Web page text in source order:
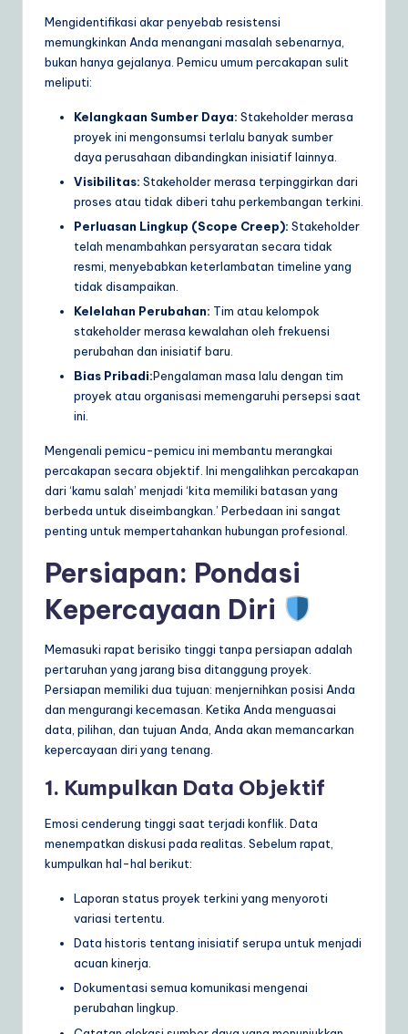
ti
o
Mengidentifikasi akar penyebab resistensi
memungkinkan Anda menangani masalah sebenarnya,
bukan hanya gejalanya. Pemicu umum percakapan sulit
meliputi:
Kelangkaan Sumber Daya: Stakeholder merasa
proyek ini mengonsumsi terlalu banyak sumber
daya perusahaan dibandingkan inisiatif lainnya.
Visibilitas: Stakeholder merasa terpinggirkan dari
proses atau tidak diberi tahu perkembangan terkini.
Perluasan Lingkup (Scope Creep): Stakeholder
telah menambahkan persyaratan secara tidak
resmi, menyebabkan keterlambatan timeline yang
tidak disampaikan.
Kelelahan Perubahan: Tim atau kelompok
stakeholder merasa kewalahan oleh frekuensi
perubahan dan inisiatif baru.
Bias Pribadi:Pengalaman masa lalu dengan tim
proyek atau organisasi memengaruhi persepsi saat
ini.
Mengenali pemicu-pemicu ini membantu merangkai
percakapan secara objektif. Ini mengalihkan percakapan
dari ‘kamu salah’ menjadi ‘kita memiliki batasan yang
berbeda untuk diseimbangkan.’ Perbedaan ini sangat
penting untuk mempertahankan hubungan profesional.
Persiapan: Pondasi
Kepercayaan Diri
Memasuki rapat berisiko tinggi tanpa persiapan adalah
pertaruhan yang jarang bisa ditanggung proyek.
Persiapan memiliki dua tujuan: menjernihkan posisi Anda
dan mengurangi kecemasan. Ketika Anda menguasai
data, pilihan, dan tujuan Anda, Anda akan memancarkan
kepercayaan diri yang tenang.
1. Kumpulkan Data Objektif
Emosi cenderung tinggi saat terjadi konflik. Data
menempatkan diskusi pada realitas. Sebelum rapat,
kumpulkan hal-hal berikut:
Laporan status proyek terkini yang menyoroti
variasi tertentu.
Data historis tentang inisiatif serupa untuk menjadi
acuan kinerja.
Dokumentasi semua komunikasi mengenai
perubahan lingkup.